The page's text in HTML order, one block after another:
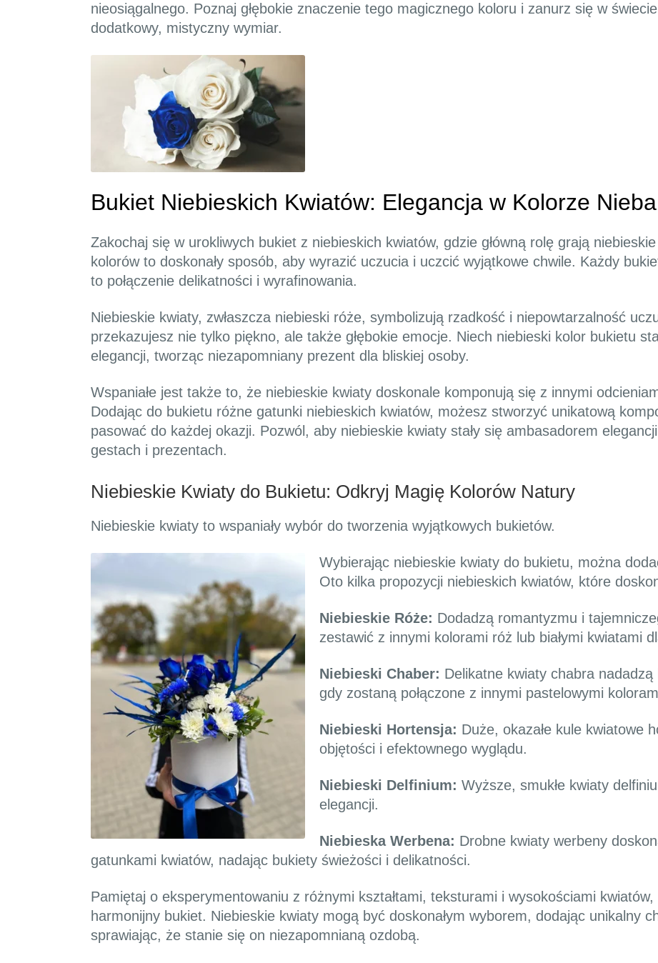
nieosiągalnego. Poznaj głębokie znaczenie tego magicznego koloru i zanurz się w
dodatkowy, mistyczny wymiar.
Bukiet Niebieskich Kwiatów: Elegancja w Kolorze Nieba
Zakochaj się w urokliwych bukiet z niebieskich kwiatów, gdzie główną rolę grają
kolorów to doskonały sposób, aby wyrazić uczucia i uczcić wyjątkowe chwile. Każdy
to połączenie delikatności i wyrafinowania.
Niebieskie kwiaty, zwłaszcza niebieski róże, symbolizują rzadkość i niepowtarzalność
przekazujesz nie tylko piękno, ale także głębokie emocje. Niech niebieski kolor bukietu
elegancji, tworząc niezapomniany prezent dla bliskiej osoby.
Wspaniałe jest także to, że niebieskie kwiaty doskonale komponują się z innymi
Dodając do bukietu różne gatunki niebieskich kwiatów, możesz stworzyć unikatową
pasować do każdej okazji. Pozwól, aby niebieskie kwiaty stały się ambasadorem
gestach i prezentach.
Niebieskie Kwiaty do Bukietu: Odkryj Magię Kolorów Natury
Niebieskie kwiaty to wspaniały wybór do tworzenia wyjątkowych bukietów.
Wybierając niebieskie kwiaty do bukietu, można
Oto kilka propozycji niebieskich kwiatów, które
Niebieskie Róże: Dodadzą romantyzmu i
zestawić z innymi kolorami róż lub białymi kwiatami
Niebieski Chaber: Delikatne kwiaty chabra nadadzą
gdy zostaną połączone z innymi pastelowymi
Niebieski Hortensja: Duże, okazałe kule kwiatowe
objętości i efektownego wyglądu.
Niebieski Delfinium: Wyższe, smukłe kwiaty
elegancji.
Niebieska Werbena: Drobne kwiaty werbeny
gatunkami kwiatów, nadając bukiety świeżości i delikatności.
Pamiętaj o eksperymentowaniu z różnymi kształtami, teksturami i wysokościami
harmonijny bukiet. Niebieskie kwiaty mogą być doskonałym wyborem, dodając unikalny
sprawiając, że stanie się on niezapomnianą ozdobą.